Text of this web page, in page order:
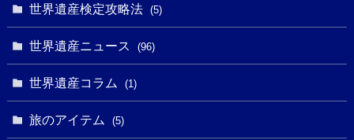
(5)
(4)
(2)
(10)(9)
(3)
世界遺産検定攻略法 (5)
世界遺産ニュース (96)
世界遺産コラム (1)
旅のアイテム (5)